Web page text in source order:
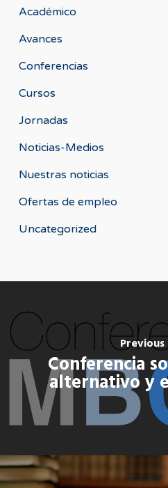
Académico
Avances
Conferencias
Cursos
Jornadas
Noticias-Medios
Nuestras noticias
Ofertas de empleo
Uncategorized
Conferencia
alternativo y